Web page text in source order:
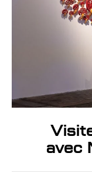
avec